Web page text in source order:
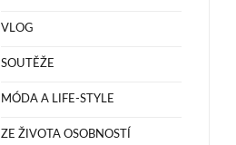
VLOG
SOUTĚŽE
MÓDA A LIFE-STYLE
ZE ŽIVOTA OSOBNOSTÍ